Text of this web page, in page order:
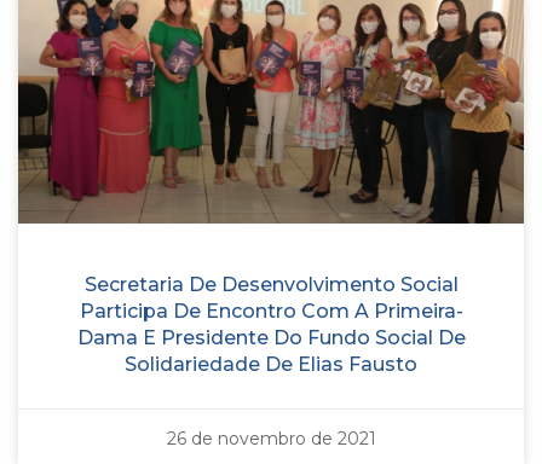
Secretaria De Desenvolvimento Social
Participa De Encontro Com A Primeira-
Dama E Presidente Do Fundo Social De
Solidariedade De Elias Fausto
26 de novembro de 2021